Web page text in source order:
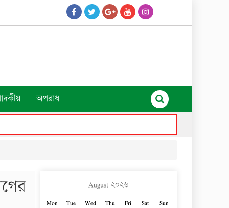
অপরাধ
August ২০২৬
Mon Tue Wed Thu Fri Sat Sun